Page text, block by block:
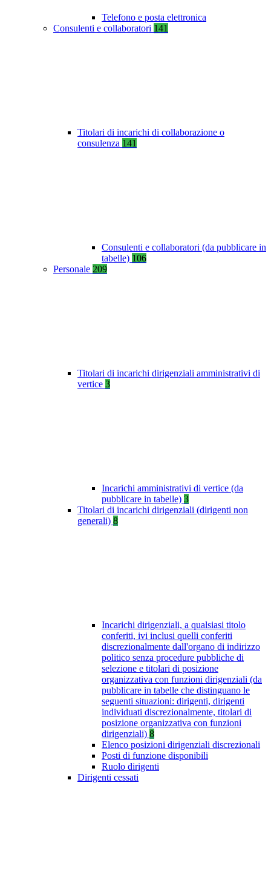
Telefono e posta elettronica
Consulenti e collaboratori 141
Titolari di incarichi di collaborazione o
consulenza 141
Consulenti e collaboratori (da pubblicare in
tabelle) 106
Personale 209
Titolari di incarichi dirigenziali amministrativi di
vertice 3
Incarichi amministrativi di vertice (da
pubblicare in tabelle) 3
Titolari di incarichi dirigenziali (dirigenti non
generali) 8
Incarichi dirigenziali, a qualsiasi titolo
conferiti, ivi inclusi quelli conferiti
discrezionalmente dall'organo di indirizzo
politico senza procedure pubbliche di
selezione e titolari di posizione
organizzativa con funzioni dirigenziali (da
pubblicare in tabelle che distinguano le
seguenti situazioni: dirigenti, dirigenti
individuati discrezionalmente, titolari di
posizione organizzativa con funzioni
dirigenziali) 8
Elenco posizioni dirigenziali discrezionali
Posti di funzione disponibili
Ruolo dirigenti
Dirigenti cessati